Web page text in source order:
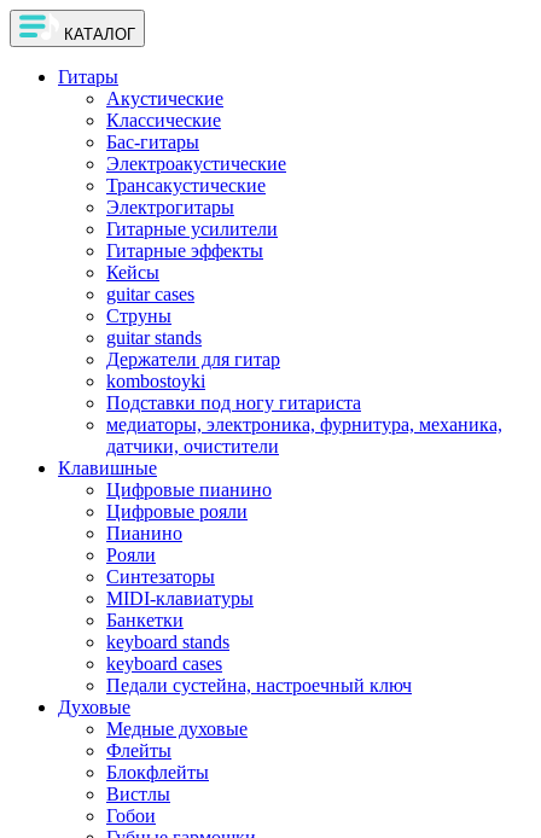
КАТАЛОГ
Гитары
Акустические
Классические
Бас-гитары
Электроакустические
Трансакустические
Электрогитары
Гитарные усилители
Гитарные эффекты
Кейсы
guitar cases
Струны
guitar stands
Держатели для гитар
kombostoyki
Подставки под ногу гитариста
медиаторы, электроника, фурнитура, механика,
датчики, очистители
Клавишные
Цифровые пианино
Цифровые рояли
Пианино
Рояли
Синтезаторы
MIDI-клавиатуры
Банкетки
keyboard stands
keyboard cases
Педали сустейна, настроечный ключ
Духовые
Медные духовые
Флейты
Блокфлейты
Вистлы
Гобои